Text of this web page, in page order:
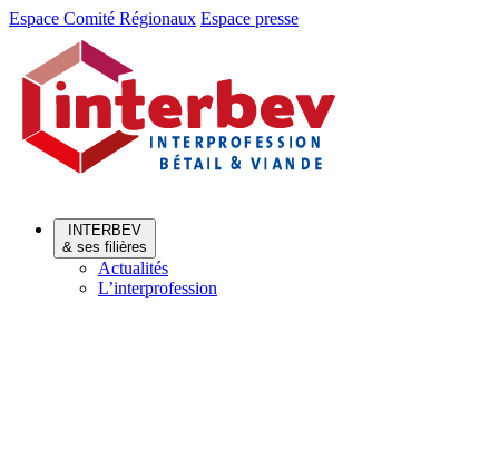
Aller
Aller
contenu
Espace Comité Régionaux Espace presse
INTERBEV
& ses filières
Actualités
L’interprofession